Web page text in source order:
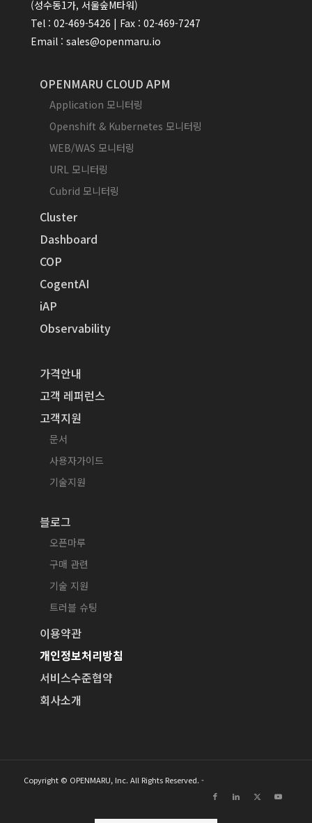
(성수동1가, 서울숲M타워)
Tel : 02-469-5426 | Fax : 02-469-7247
Email : sales@openmaru.io
OPENMARU CLOUD APM
Application 모니터링
Openshift & Kubernetes 모니터링
WEB/WAS 모니터링
URL 모니터링
Cubrid 모니터링
Cluster
Dashboard
COP
CogentAI
iAP
Observability
가격안내
고객 레퍼런스
고객지원
문서
사용자가이드
기술지원
블로그
오픈마루
구매 관련
기술 지원
트러블 슈팅
이용약관
개인정보처리방침
서비스수준협약
회사소개
Copyright © OPENMARU, Inc. All Rights Reserved. -